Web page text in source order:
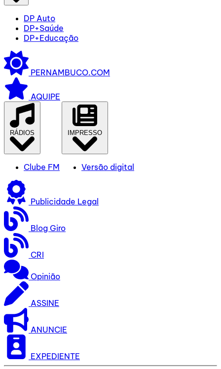
DP Auto
DP+Saúde
DP+Educação
PERNAMBUCO.COM
AQUIPE
RÁDIOS
Clube FM
IMPRESSO
Versão digital
Publicidade Legal
Blog Giro
CRI
Opinião
ASSINE
ANUNCIE
EXPEDIENTE